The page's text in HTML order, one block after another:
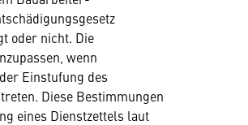
oder nicht. Die
wenn
Einstufung des
Diese Bestimmungen
eines Dienstzettels laut